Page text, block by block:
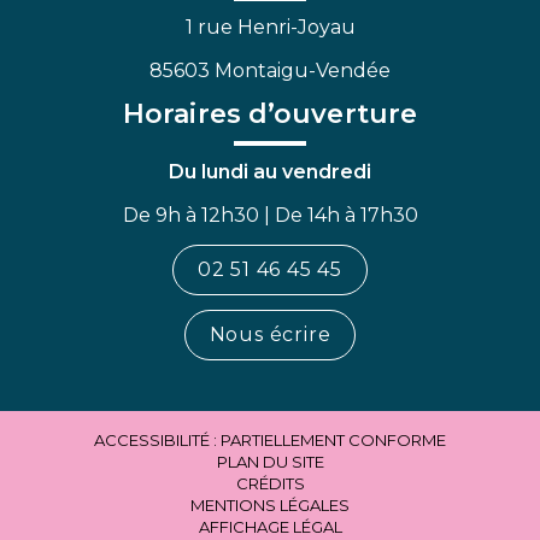
1 rue Henri-Joyau
85603 Montaigu-Vendée
Horaires d’ouverture
Du lundi au vendredi
De 9h à 12h30 | De 14h à 17h30
02 51 46 45 45
Nous écrire
ACCESSIBILITÉ : PARTIELLEMENT CONFORME
PLAN DU SITE
CRÉDITS
MENTIONS LÉGALES
AFFICHAGE LÉGAL